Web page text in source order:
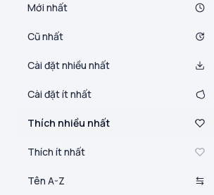
Mới nhất
Cũ nhất
Cài đặt nhiều nhất
Cài đặt ít nhất
Thích nhiều nhất
Thích ít nhất
Tên A-Z